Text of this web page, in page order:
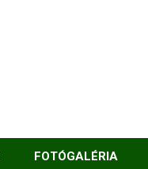
FOTÓGALÉRIA